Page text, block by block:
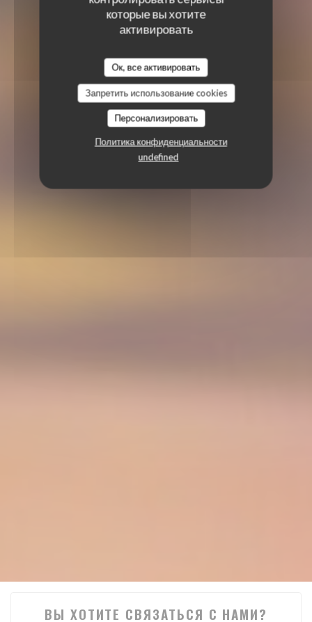
которые вы хотите
активировать
Ок, все активировать
Запретить использование cookies
Персонализировать
Политика конфиденциальности
undefined
ВЫ ХОТИТЕ СВЯЗАТЬСЯ С НАМИ?